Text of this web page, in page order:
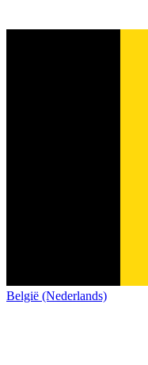
België (Nederlands)